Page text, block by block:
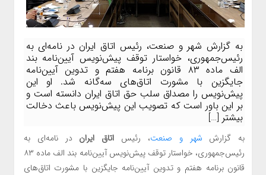
به گزارش شهر و صنعت، رئیس اتاق ایران در نامه‌ای به
رئیس‌جمهوری، خواستار توقف پیش‌نویس آیین‌نامه بند
الف ماده ۸۳ قانون برنامه هفتم و تدوین آیین‌نامه
جایگزین با مشورت اتاق‌های سه‌گانه شد. او این
پیش‌نویس را مصداق سلب حق اتاق ایران دانسته است و
بر این باور است که تصویب این پیش‌نویس باعث دخالت
بیشتر […]
به گزارش شهر و صنعت، رئیس اتاق ایران در نامه‌ای به
رئیس‌جمهوری، خواستار توقف پیش‌نویس آیین‌نامه بند الف ماده ۸۳
قانون برنامه هفتم و تدوین آیین‌نامه جایگزین با مشورت اتاق‌های